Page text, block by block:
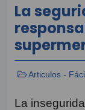
La
Articulos -
La